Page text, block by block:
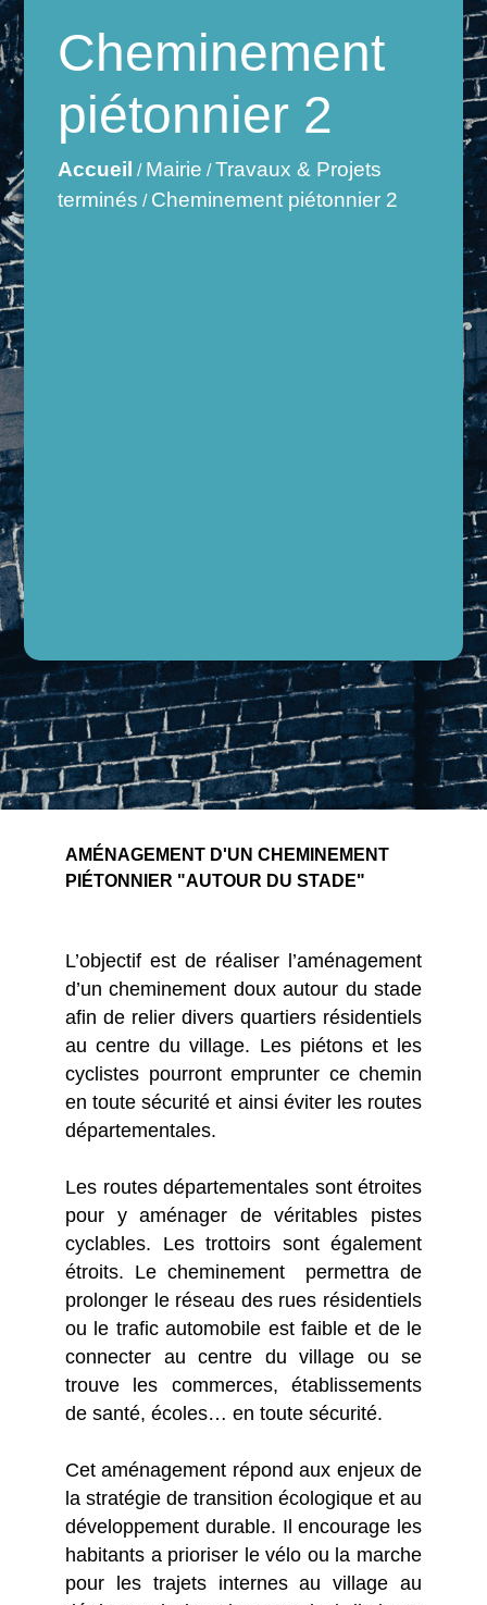
Cheminement
piétonnier 2
Accueil / Mairie /Travaux & Projets
terminés / Cheminement piétonnier 2
AMÉNAGEMENT D'UN CHEMINEMENT
PIÉTONNIER "AUTOUR DU STADE"
L’objectif est de réaliser l’aménagement
d’un cheminement doux autour du stade
afin de relier divers quartiers résidentiels
au centre du village. Les piétons et les
cyclistes pourront emprunter ce chemin
en toute sécurité et ainsi éviter les routes
départementales.
Les routes départementales sont étroites
pour y aménager de véritables pistes
cyclables. Les trottoirs sont également
étroits. Le cheminement permettra de
prolonger le réseau des rues résidentiels
ou le trafic automobile est faible et de le
connecter au centre du village ou se
trouve les commerces, établissements
de santé, écoles… en toute sécurité.
Cet aménagement répond aux enjeux de
la stratégie de transition écologique et au
développement durable. Il encourage les
habitants a prioriser le vélo ou la marche
pour les trajets internes au village au